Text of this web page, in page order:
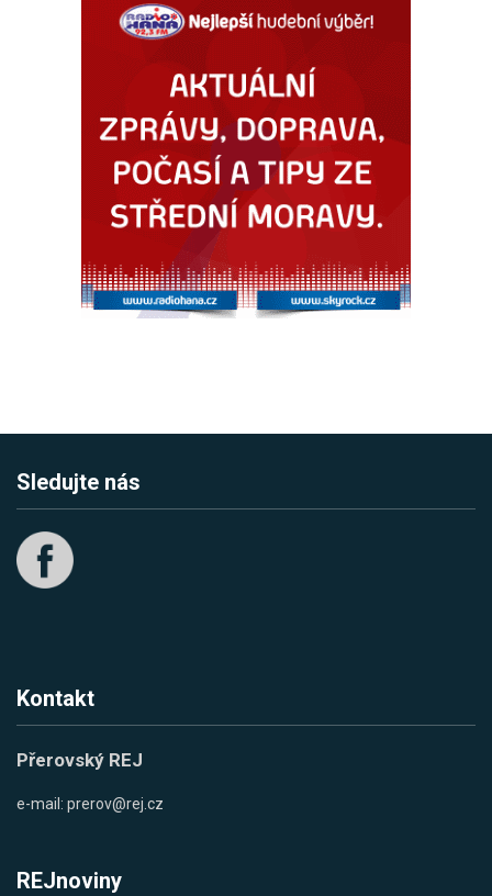
Sledujte nás
Kontakt
Přerovský REJ
e-mail: prerov@rej.cz
REJnoviny